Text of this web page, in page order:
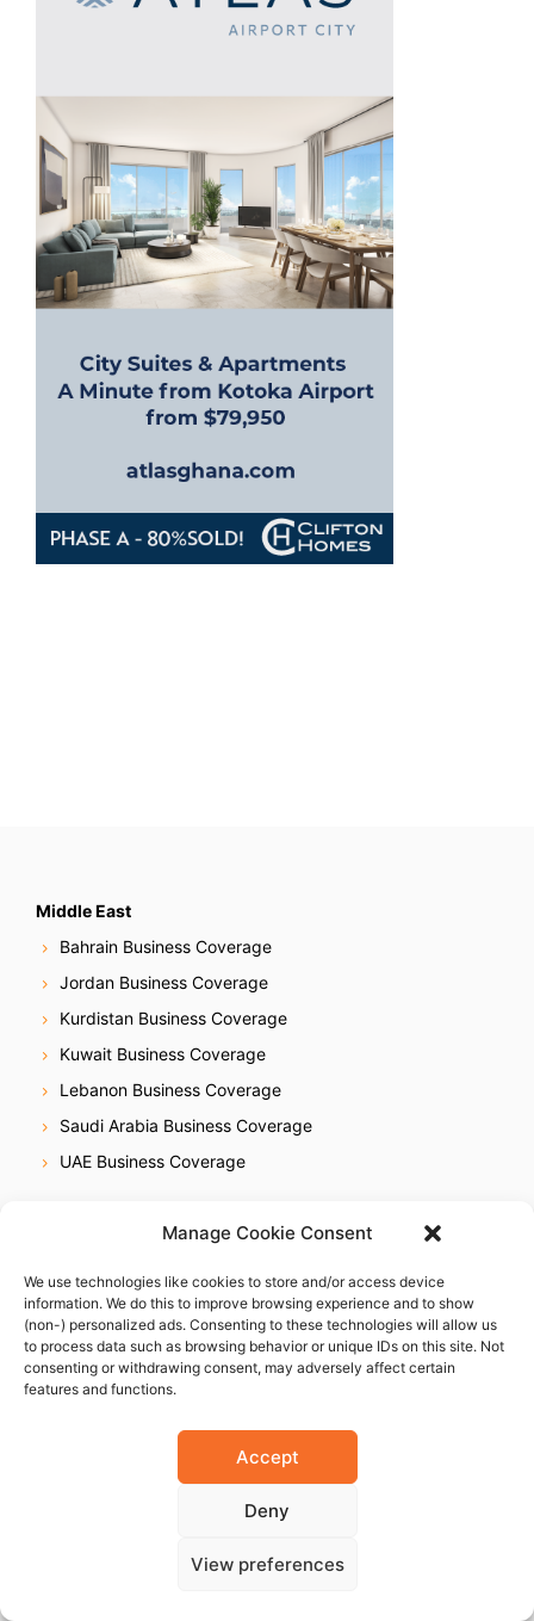
Manage Cookie Consent
We use technologies like cookies to store and/or access device
information. We do this to improve browsing experience and to show
(non-) personalized ads. Consenting to these technologies will allow us
to process data such as browsing behavior or unique IDs on this site. Not
consenting or withdrawing consent, may adversely affect certain
features and functions.
Accept
Deny
View preferences
Middle East
Bahrain Business Coverage
Jordan Business Coverage
Kurdistan Business Coverage
Kuwait Business Coverage
Lebanon Business Coverage
Saudi Arabia Business Coverage
UAE Business Coverage
Ethiopia Business Coverage
Ghana Business Coverage
Ivory Coast Business Coverage
Libya Business Coverage
Mauritius Business Coverage
Morocco Business Coverage
Mozambique Business Coverage